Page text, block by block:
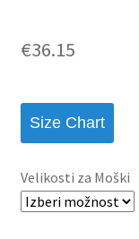
€36.15
Size Chart
Velikosti za Moški